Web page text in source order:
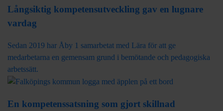
Långsiktig kompetensutveckling gav en lugnare
vardag
Sedan 2019 har Åby 1 samarbetat med Lära för att ge
medarbetarna en gemensam grund i bemötande och pedagogiska
arbetssätt.
En kompetenssatsning som gjort skillnad